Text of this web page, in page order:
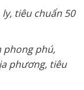
tiêu chuẩn 50
phong phú,
phương, tiêu